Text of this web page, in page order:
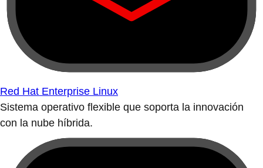
Red Hat Enterprise Linux
Sistema operativo flexible que soporta la innovación
con la nube híbrida.